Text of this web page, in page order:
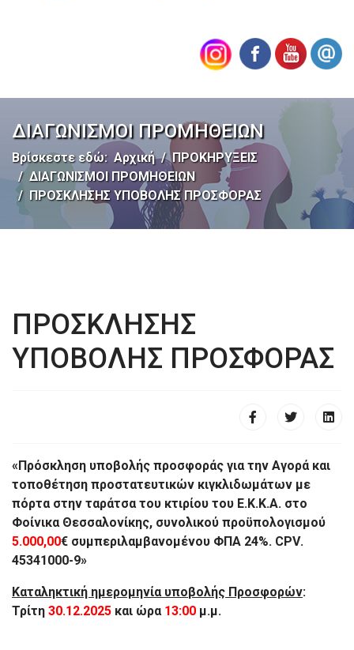
ΔΙΑΓΩΝΙΣΜΟΙ ΠΡΟΜΗΘΕΙΩΝ
Βρίσκεστε εδώ: Αρχική
ΠΡΟΚΗΡΥΞΕΙΣ
ΔΙΑΓΩΝΙΣΜΟΙ ΠΡΟΜΗΘΕΙΩΝ
ΠΡΟΣΚΛΗΣΗΣ ΥΠΟΒΟΛΗΣ ΠΡΟΣΦΟΡΑΣ
ΠΡΟΣΚΛΗΣΗΣ
ΥΠΟΒΟΛΗΣ ΠΡΟΣΦΟΡΑΣ
«Πρόσκληση υποβολής προσφοράς για την Αγορά και
τοποθέτηση προστατευτικών κιγκλιδωμάτων με
πόρτα στην ταράτσα του κτιρίου του Ε.Κ.Κ.Α. στο
Φοίνικα Θεσσαλονίκης, συνολικού προϋπολογισμού
5.000,00€ συμπεριλαμβανομένου ΦΠΑ 24%. CPV.
45341000-9»
Καταληκτική ημερομηνία υποβολής Προσφορών:
Τρίτη 30.12.2025 και ώρα 13:00 μ.μ.